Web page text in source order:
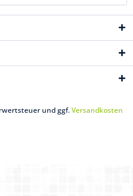
und ggf.Versandkosten